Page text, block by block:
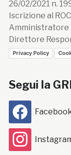
26/02/2021 n.
Iscrizione al
Amministratore
Direttore
Privacy Policy
Segui la